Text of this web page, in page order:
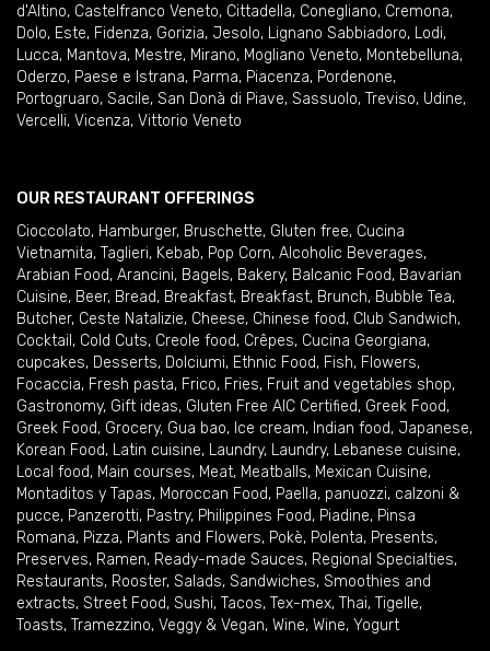
d'Altino, Castelfranco Veneto, Cittadella, Conegliano, Cremona,
Dolo, Este, Fidenza, Gorizia, Jesolo, Lignano Sabbiadoro, Lodi,
Lucca, Mantova, Mestre, Mirano, Mogliano Veneto, Montebelluna,
Oderzo, Paese e Istrana, Parma, Piacenza, Pordenone,
Portogruaro, Sacile, San Donà di Piave, Sassuolo, Treviso, Udine,
Vercelli, Vicenza, Vittorio Veneto
OUR RESTAURANT OFFERINGS
Cioccolato, Hamburger, Bruschette, Gluten free, Cucina
Vietnamita, Taglieri, Kebab, Pop Corn, Alcoholic Beverages,
Arabian Food, Arancini, Bagels, Bakery, Balcanic Food, Bavarian
Cuisine, Beer, Bread, Breakfast, Breakfast, Brunch, Bubble Tea,
Butcher, Ceste Natalizie, Cheese, Chinese food, Club Sandwich,
Cocktail , Cold Cuts, Creole food, Crêpes, Cucina Georgiana,
cupcakes, Desserts, Dolciumi, Ethnic Food, Fish, Flowers,
Focaccia, Fresh pasta, Frico, Fries, Fruit and vegetables shop,
Gastronomy, Gift ideas, Gluten Free AIC Certified, Greek Food,
Greek Food, Grocery, Gua bao, Ice cream, Indian food, Japanese,
Korean Food, Latin cuisine, Laundry, Laundry, Lebanese cuisine,
Local food, Main courses, Meat, Meatballs, Mexican Cuisine,
Montaditos y Tapas, Moroccan Food, Paella, panuozzi, calzoni &
pucce, Panzerotti, Pastry, Philippines Food, Piadine, Pinsa
Romana, Pizza, Plants and Flowers, Pokè, Polenta, Presents,
Preserves, Ramen, Ready-made Sauces, Regional Specialties,
Restaurants, Rooster, Salads, Sandwiches, Smoothies and
extracts, Street Food, Sushi, Tacos, Tex-mex, Thai, Tigelle,
Toasts, Tramezzino, Veggy & Vegan, Wine, Wine, Yogurt